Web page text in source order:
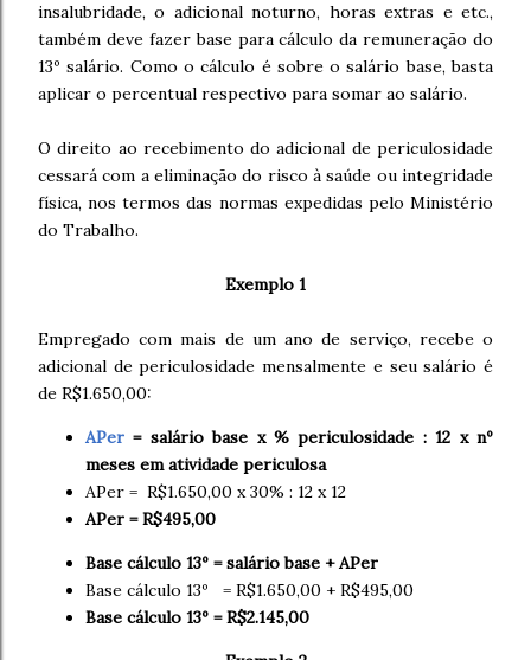
insalubridade, o adicional noturno, horas extras e etc.,
também deve fazer base para cálculo da remuneração do
13º salário. Como o cálculo é sobre o salário base, basta
aplicar o percentual respectivo para somar ao salário.
O direito ao recebimento do adicional de periculosidade
cessará com a eliminação do risco à saúde ou integridade
física, nos termos das normas expedidas pelo Ministério
do Trabalho.
Exemplo 1
Empregado com mais de um ano de serviço, recebe o
adicional de periculosidade mensalmente e seu salário é
de R$1.650,00:
APer = salário base x % periculosidade : 12 x nº
meses em atividade periculosa
APer = R$1.650,00 x 30% : 12 x 12
APer = R$495,00
Base cálculo 13º = salário base + APer
Base cálculo 13º = R$1.650,00 + R$495,00
Base cálculo 13º = R$2.145,00